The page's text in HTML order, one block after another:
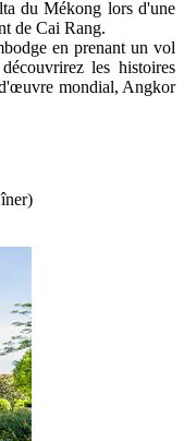
du Mékong lors d'une
de Cai Rang.
en prenant un vol
les histoires
mondial, Angkor